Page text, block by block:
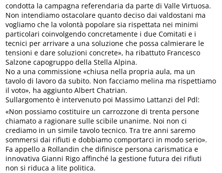
condotta la campagna referendaria da parte di Valle Virtuosa.
Non intendiamo ostacolare quanto deciso dai valdostani ma
vogliamo che la volontà popolare sia rispettata nei minimi
particolari coinvolgendo concretamente i due Comitati e i
tecnici per arrivare a una soluzione che possa calmierare le
tensioni e dare soluzioni concrete», ha ribattuto Francesco
Salzone capogruppo della Stella Alpina.
No a una commissione «chiusa nella propria aula, ma un
tavolo di lavoro da subito. Non facciamo melina ma rispettiamo
il voto», ha aggiunto Albert Chatrian.
Sullargomento è intervenuto poi Massimo Lattanzi del Pdl:
«Non possiamo costituire un carrozzone di trenta persone
chiamato a ragionare sulle scibile unanime. Noi non ci
crediamo in un simile tavolo tecnico. Tra tre anni saremo
sommersi dai rifiuti e dobbiamo comportarci in modo serio».
Fa appello a Rollandin che difinisce persona carismatica e
innovativa Gianni Rigo affinché la gestione futura dei rifiuti
non si riduca a lite politica.